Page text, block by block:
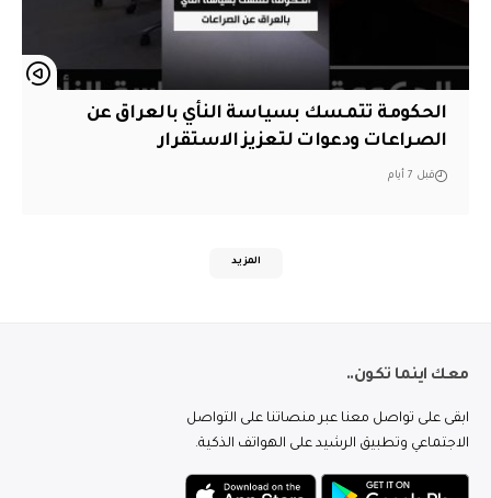
الحكومة تتمسك بسياسة النأي بالعراق عن
الصراعات ودعوات لتعزيز الاستقرار
قبل 7 أيام
المزيد
معك اينما تكون..
ابقى على تواصل معنا عبر منصاتنا على التواصل
الاجتماعي وتطبيق الرشيد على الهواتف الذكية.